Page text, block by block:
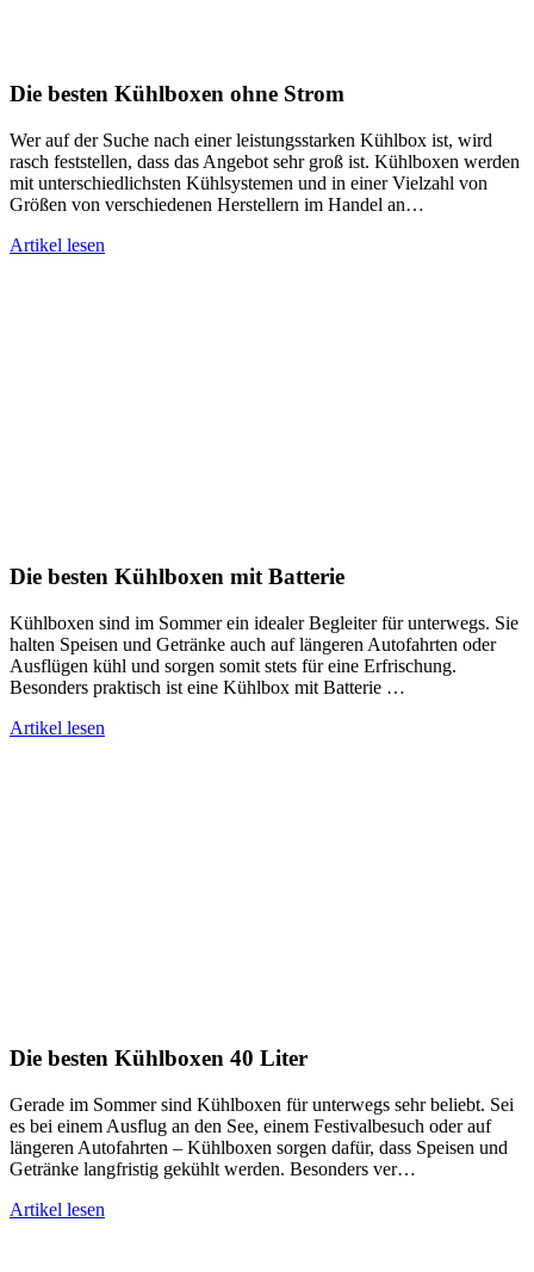
Die besten Kühlboxen ohne Strom
Wer auf der Suche nach einer leistungsstarken Kühlbox ist, wird
rasch feststellen, dass das Angebot sehr groß ist. Kühlboxen werden
mit unterschiedlichsten Kühlsystemen und in einer Vielzahl von
Größen von verschiedenen Herstellern im Handel an…
Artikel lesen
Die besten Kühlboxen mit Batterie
Kühlboxen sind im Sommer ein idealer Begleiter für unterwegs. Sie
halten Speisen und Getränke auch auf längeren Autofahrten oder
Ausflügen kühl und sorgen somit stets für eine Erfrischung.
Besonders praktisch ist eine Kühlbox mit Batterie …
Artikel lesen
Die besten Kühlboxen 40 Liter
Gerade im Sommer sind Kühlboxen für unterwegs sehr beliebt. Sei
es bei einem Ausflug an den See, einem Festivalbesuch oder auf
längeren Autofahrten – Kühlboxen sorgen dafür, dass Speisen und
Getränke langfristig gekühlt werden. Besonders ver…
Artikel lesen